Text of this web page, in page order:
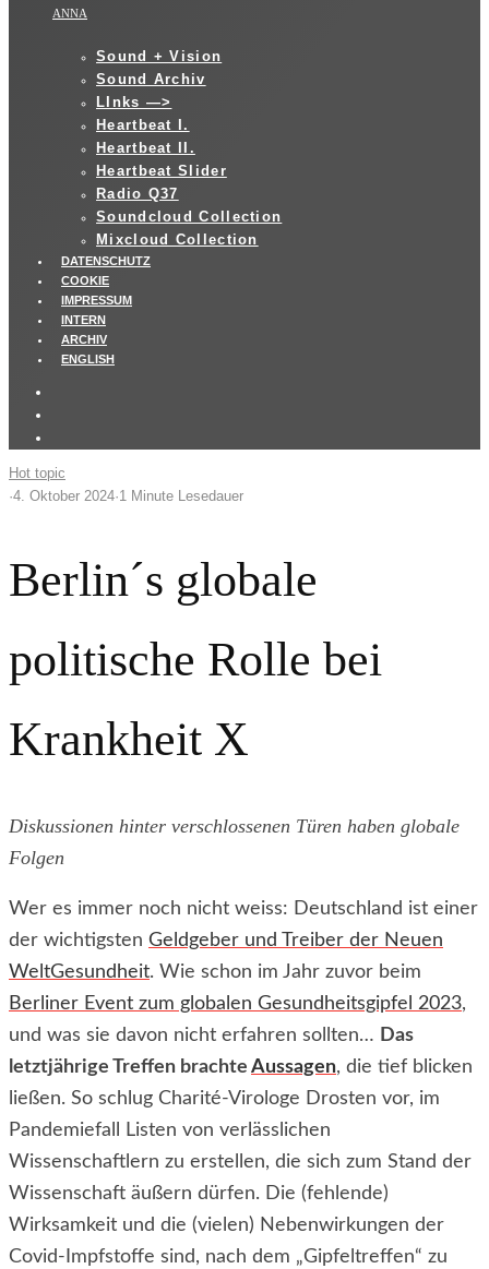
ANNA
Sound + Vision
Sound Archiv
LInks —>
Heartbeat I.
Heartbeat II.
Heartbeat Slider
Radio Q37
Soundcloud Collection
Mixcloud Collection
DATENSCHUTZ
COOKIE
IMPRESSUM
INTERN
ARCHIV
ENGLISH
Hot topic
·4. Oktober 2024·1 Minute Lesedauer
Berlin´s globale
politische Rolle bei
Krankheit X
Diskussionen hinter verschlossenen Türen haben globale
Folgen
Wer es immer noch nicht weiss: Deutschland ist einer
der wichtigsten Geldgeber und Treiber der Neuen
WeltGesundheit. Wie schon im Jahr zuvor beim
Berliner Event zum globalen Gesundheitsgipfel 2023,
und was sie davon nicht erfahren sollten… Das
letztjährige Treffen brachte Aussagen, die tief blicken
ließen. So schlug Charité-Virologe Drosten vor, im
Pandemiefall Listen von verlässlichen
Wissenschaftlern zu erstellen, die sich zum Stand der
Wissenschaft äußern dürfen. Die (fehlende)
Wirksamkeit und die (vielen) Nebenwirkungen der
Covid-Impfstoffe sind, nach dem „Gipfeltreffen“ zu